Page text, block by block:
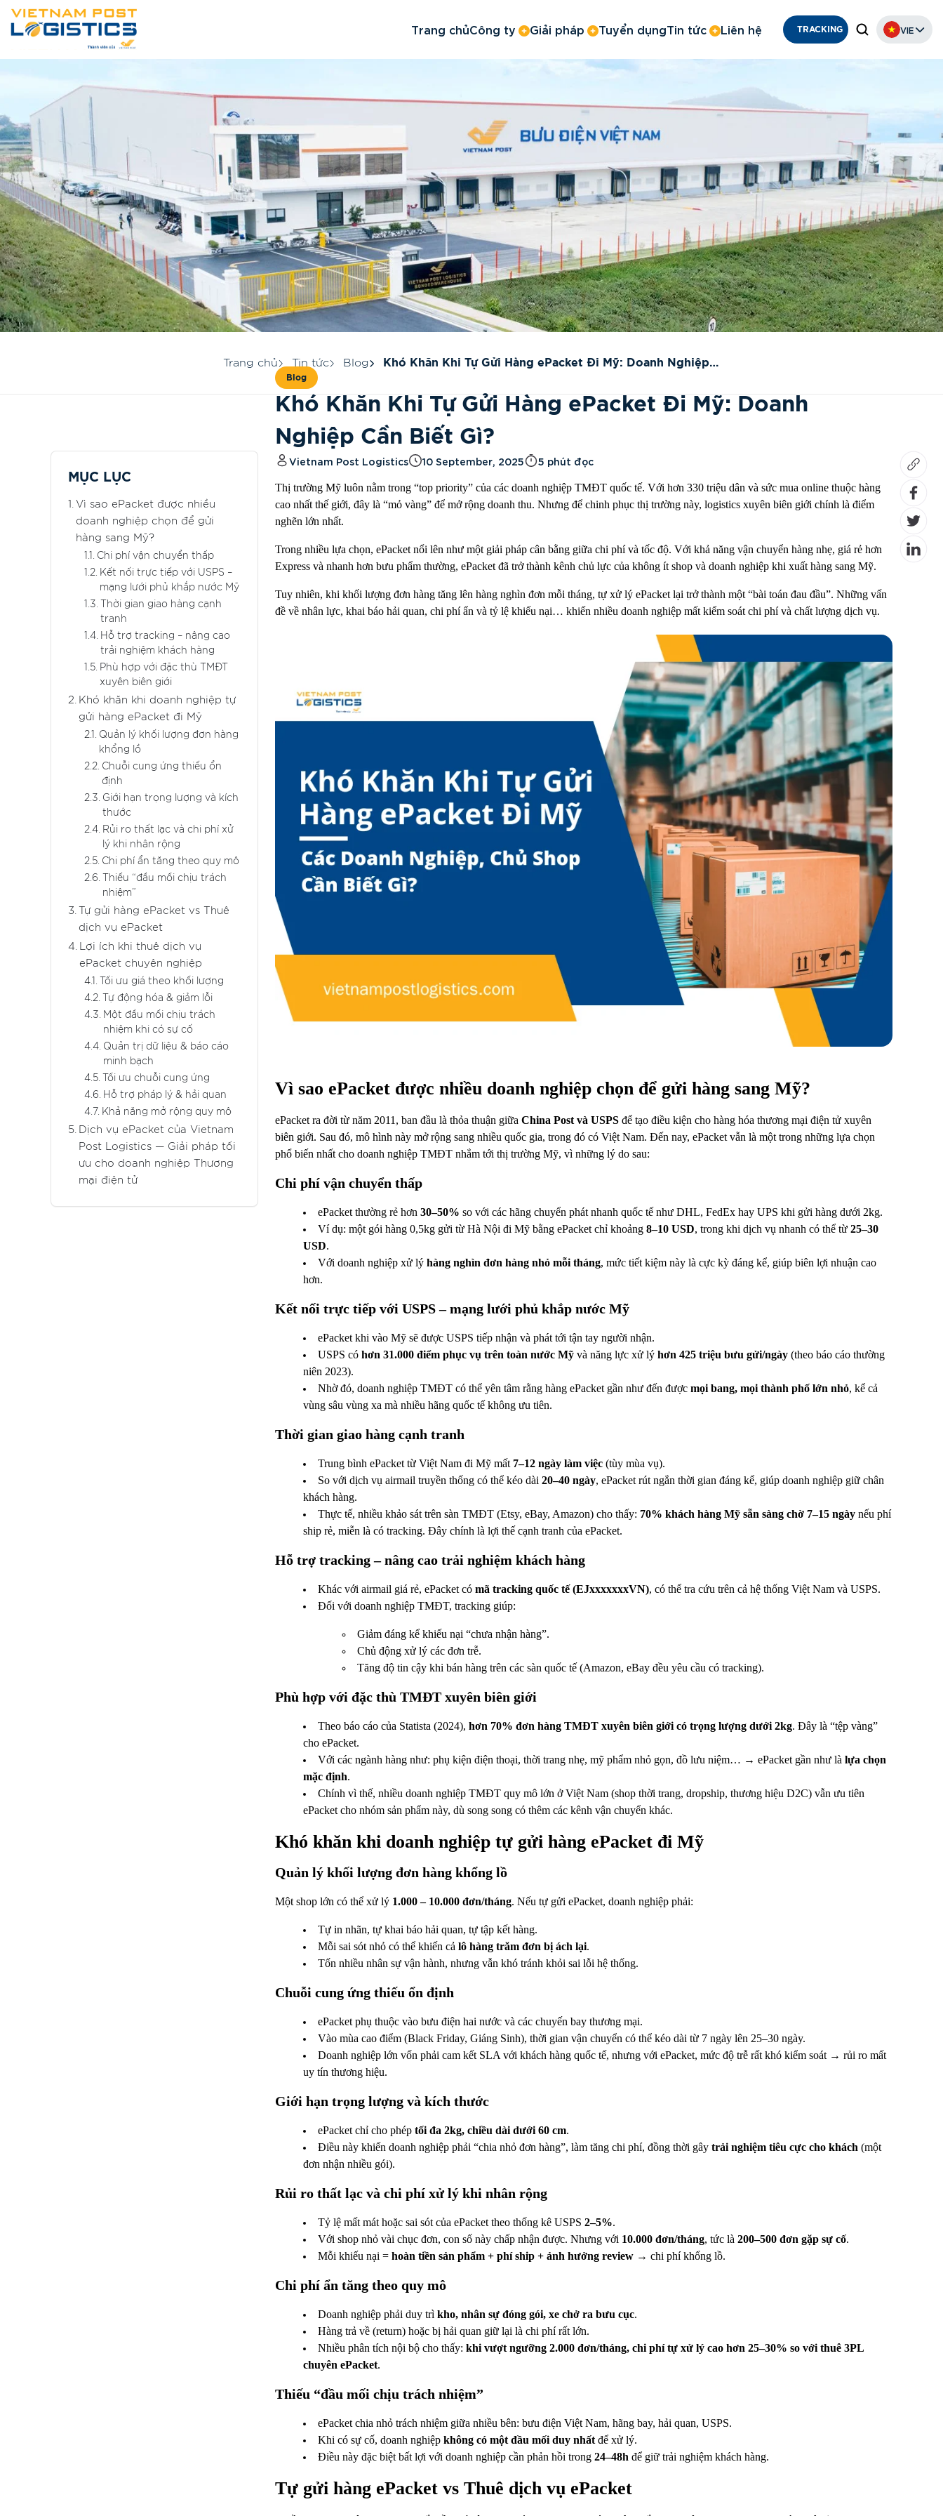
Trang chủCông ty Giải pháp Tuyển dụngTin tức Liên hệ TRACKING VIE
Trang chủ Tin tức Blog
Khó Khăn Khi Tự Gửi Hàng ePacket Đi Mỹ: Doanh Nghiệp
MỤC LỤC
Vì sao ePacket được nhiều
doanh nghiệp chọn để gửi
hàng sang Mỹ?
Chi phí vận chuyển thấp
Kết nối trực tiếp với USPS –
mạng lưới phủ khắp nước Mỹ
Thời gian giao hàng cạnh
tranh
Hỗ trợ tracking – nâng cao
trải nghiệm khách hàng
Phù hợp với đặc thù TMĐT
xuyên biên giới
Khó khăn khi doanh nghiệp tự
gửi hàng ePacket đi Mỹ
Quản lý khối lượng đơn hàng
khổng lồ
Chuỗi cung ứng thiếu ổn
định
Giới hạn trọng lượng và kích
thước
Rủi ro thất lạc và chi phí xử
lý khi nhân rộng
Chi phí ẩn tăng theo quy mô
Thiếu “đầu mối chịu trách
nhiệm”
Tự gửi hàng ePacket vs Thuê
dịch vụ ePacket
Lợi ích khi thuê dịch vụ
ePacket chuyên nghiệp
Tối ưu giá theo khối lượng
Tự động hóa & giảm lỗi
Một đầu mối chịu trách
nhiệm khi có sự cố
Quản trị dữ liệu & báo cáo
minh bạch
Tối ưu chuỗi cung ứng
Hỗ trợ pháp lý & hải quan
Khả năng mở rộng quy mô
Dịch vụ ePacket của Vietnam
Post Logistics — Giải pháp tối
ưu cho doanh nghiệp Thương
mại điện tử
Blog
Khó Khăn Khi Tự Gửi Hàng ePacket Đi Mỹ: Doanh
Nghiệp Cần Biết Gì?
Vietnam Post Logistics 10 September, 2025 5 phút đọc
Thị trường Mỹ luôn nằm trong “top priority” của các doanh nghiệp TMĐT quốc tế. Với hơn 330 triệu dân và sức mua online thuộc hàng
cao nhất thế giới, đây là “mỏ vàng” để mở rộng doanh thu. Nhưng để chinh phục thị trường này, logistics xuyên biên giới chính là điểm
nghẽn lớn nhất.
Trong nhiều lựa chọn, ePacket nổi lên như một giải pháp cân bằng giữa chi phí và tốc độ. Với khả năng vận chuyển hàng nhẹ, giá rẻ hơn
Express và nhanh hơn bưu phẩm thường, ePacket đã trở thành kênh chủ lực của không ít shop và doanh nghiệp khi xuất hàng sang Mỹ.
Tuy nhiên, khi khối lượng đơn hàng tăng lên hàng nghìn đơn mỗi tháng, tự xử lý ePacket lại trở thành một “bài toán đau đầu”. Những vấn
đề về nhân lực, khai báo hải quan, chi phí ẩn và tỷ lệ khiếu nại… khiến nhiều doanh nghiệp mất kiểm soát chi phí và chất lượng dịch vụ.
Vì sao ePacket được nhiều doanh nghiệp chọn để gửi hàng sang Mỹ?
ePacket ra đời từ năm 2011, ban đầu là thỏa thuận giữa China Post và USPS để tạo điều kiện cho hàng hóa thương mại điện tử xuyên
biên giới. Sau đó, mô hình này mở rộng sang nhiều quốc gia, trong đó có Việt Nam. Đến nay, ePacket vẫn là một trong những lựa chọn
phổ biến nhất cho doanh nghiệp TMĐT nhắm tới thị trường Mỹ, vì những lý do sau:
Chi phí vận chuyển thấp
ePacket thường rẻ hơn 30–50% so với các hãng chuyển phát nhanh quốc tế như DHL, FedEx hay UPS khi gửi hàng dưới 2kg.
Ví dụ: một gói hàng 0,5kg gửi từ Hà Nội đi Mỹ bằng ePacket chỉ khoảng 8–10 USD, trong khi dịch vụ nhanh có thể từ 25–30
USD.
Với doanh nghiệp xử lý hàng nghìn đơn hàng nhỏ mỗi tháng, mức tiết kiệm này là cực kỳ đáng kể, giúp biên lợi nhuận cao
hơn.
Kết nối trực tiếp với USPS – mạng lưới phủ khắp nước Mỹ
ePacket khi vào Mỹ sẽ được USPS tiếp nhận và phát tới tận tay người nhận.
USPS có hơn 31.000 điểm phục vụ trên toàn nước Mỹ và năng lực xử lý hơn 425 triệu bưu gửi/ngày (theo báo cáo thường
niên 2023).
Nhờ đó, doanh nghiệp TMĐT có thể yên tâm rằng hàng ePacket gần như đến được mọi bang, mọi thành phố lớn nhỏ, kể cả
vùng sâu vùng xa mà nhiều hãng quốc tế không ưu tiên.
Thời gian giao hàng cạnh tranh
Trung bình ePacket từ Việt Nam đi Mỹ mất 7–12 ngày làm việc (tùy mùa vụ).
So với dịch vụ airmail truyền thống có thể kéo dài 20–40 ngày, ePacket rút ngắn thời gian đáng kể, giúp doanh nghiệp giữ chân
khách hàng.
Thực tế, nhiều khảo sát trên sàn TMĐT (Etsy, eBay, Amazon) cho thấy: 70% khách hàng Mỹ sẵn sàng chờ 7–15 ngày nếu phí
ship rẻ, miễn là có tracking. Đây chính là lợi thế cạnh tranh của ePacket.
Hỗ trợ tracking – nâng cao trải nghiệm khách hàng
Khác với airmail giá rẻ, ePacket có mã tracking quốc tế (EJxxxxxxxVN), có thể tra cứu trên cả hệ thống Việt Nam và USPS.
Đối với doanh nghiệp TMĐT, tracking giúp:
Giảm đáng kể khiếu nại “chưa nhận hàng”.
Chủ động xử lý các đơn trễ.
Tăng độ tin cậy khi bán hàng trên các sàn quốc tế (Amazon, eBay đều yêu cầu có tracking).
Phù hợp với đặc thù TMĐT xuyên biên giới
Theo báo cáo của Statista (2024), hơn 70% đơn hàng TMĐT xuyên biên giới có trọng lượng dưới 2kg. Đây là “tệp vàng”
cho ePacket.
Với các ngành hàng như: phụ kiện điện thoại, thời trang nhẹ, mỹ phẩm nhỏ gọn, đồ lưu niệm… → ePacket gần như là lựa chọn
mặc định.
Chính vì thế, nhiều doanh nghiệp TMĐT quy mô lớn ở Việt Nam (shop thời trang, dropship, thương hiệu D2C) vẫn ưu tiên
ePacket cho nhóm sản phẩm này, dù song song có thêm các kênh vận chuyển khác.
Khó khăn khi doanh nghiệp tự gửi hàng ePacket đi Mỹ
Quản lý khối lượng đơn hàng khổng lồ
Một shop lớn có thể xử lý 1.000 – 10.000 đơn/tháng. Nếu tự gửi ePacket, doanh nghiệp phải:
Tự in nhãn, tự khai báo hải quan, tự tập kết hàng.
Mỗi sai sót nhỏ có thể khiến cả lô hàng trăm đơn bị ách lại.
Tốn nhiều nhân sự vận hành, nhưng vẫn khó tránh khỏi sai lỗi hệ thống.
Chuỗi cung ứng thiếu ổn định
ePacket phụ thuộc vào bưu điện hai nước và các chuyến bay thương mại.
Vào mùa cao điểm (Black Friday, Giáng Sinh), thời gian vận chuyển có thể kéo dài từ 7 ngày lên 25–30 ngày.
Doanh nghiệp lớn vốn phải cam kết SLA với khách hàng quốc tế, nhưng với ePacket, mức độ trễ rất khó kiểm soát → rủi ro mất
uy tín thương hiệu.
Giới hạn trọng lượng và kích thước
ePacket chỉ cho phép tối đa 2kg, chiều dài dưới 60 cm.
Điều này khiến doanh nghiệp phải “chia nhỏ đơn hàng”, làm tăng chi phí, đồng thời gây trải nghiệm tiêu cực cho khách (một
đơn nhận nhiều gói).
Rủi ro thất lạc và chi phí xử lý khi nhân rộng
Tỷ lệ mất mát hoặc sai sót của ePacket theo thống kê USPS 2–5%.
Với shop nhỏ vài chục đơn, con số này chấp nhận được. Nhưng với 10.000 đơn/tháng, tức là 200–500 đơn gặp sự cố.
Mỗi khiếu nại = hoàn tiền sản phẩm + phí ship + ảnh hưởng review → chi phí khổng lồ.
Chi phí ẩn tăng theo quy mô
Doanh nghiệp phải duy trì kho, nhân sự đóng gói, xe chở ra bưu cục.
Hàng trả về (return) hoặc bị hải quan giữ lại là chi phí rất lớn.
Nhiều phân tích nội bộ cho thấy: khi vượt ngưỡng 2.000 đơn/tháng, chi phí tự xử lý cao hơn 25–30% so với thuê 3PL
chuyên ePacket.
Thiếu “đầu mối chịu trách nhiệm”
ePacket chia nhỏ trách nhiệm giữa nhiều bên: bưu điện Việt Nam, hãng bay, hải quan, USPS.
Khi có sự cố, doanh nghiệp không có một đầu mối duy nhất để xử lý.
Điều này đặc biệt bất lợi với doanh nghiệp cần phản hồi trong 24–48h để giữ trải nghiệm khách hàng.
Tự gửi hàng ePacket vs Thuê dịch vụ ePacket